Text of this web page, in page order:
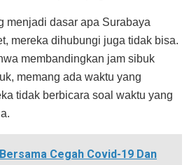
menjadi dasar apa Surabaya
mereka dihubungi juga tidak bisa.
membandingkan jam sibuk
memang ada waktu yang
tidak berbicara soal waktu yang
Cegah Covid-19 Dan